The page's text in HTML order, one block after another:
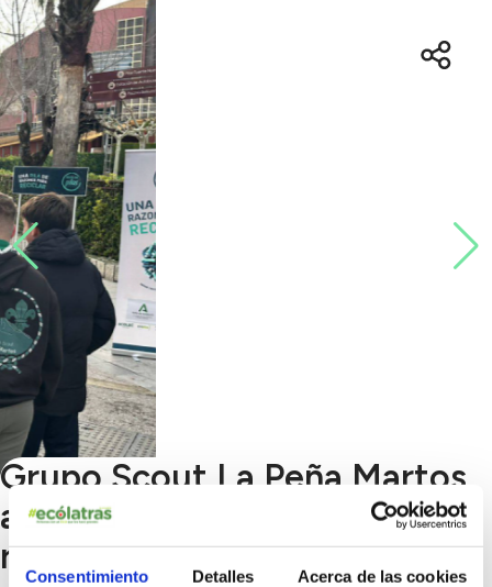
Consentimiento Detalles Acerca de las cookies
Grupo Scout La Peña Martos
aprende el manejo
responsable de las pilas